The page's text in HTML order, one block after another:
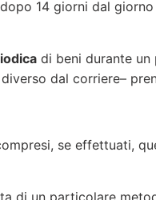
14 giorni dal
di beni durante
dal corriere–
se effettuati,
di un particolare